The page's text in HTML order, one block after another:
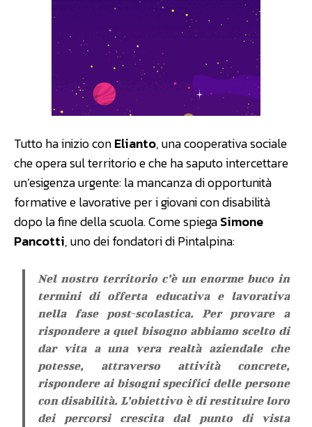
Tutto ha inizio conElianto, una cooperativa sociale
che opera sul territorio e che ha saputo intercettare
un’esigenza urgente: la mancanza di opportunità
formative e lavorative per i giovani con disabilità
dopo la fine della scuola. Come spiegaSimone
Pancotti, uno dei fondatori di Pintalpina:
Nel nostro territorio c’è un enorme buco in
termini di offerta educativa e lavorativa
nella fase post-scolastica. Per provare a
rispondere a quel bisogno abbiamo scelto di
dar vita a una vera realtà aziendale che
potesse, attraverso attività concrete,
rispondere ai bisogni specifici delle persone
con disabilità. L’obiettivo è di restituire loro
dei percorsi crescita dal punto di vista